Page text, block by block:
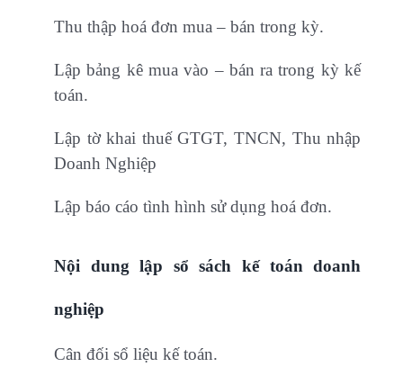
Thu thập hoá đơn mua – bán trong kỳ.
Lập bảng kê mua vào – bán ra trong kỳ kế
toán.
Lập tờ khai thuế GTGT, TNCN, Thu nhập
Doanh Nghiệp
Lập báo cáo tình hình sử dụng hoá đơn.
Nội dung lập sổ sách kế toán doanh
nghiệp
Cân đối sổ liệu kế toán.